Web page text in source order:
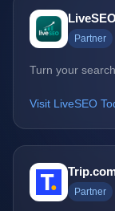
LiveSEO
Partner
Turn your
Visit LiveSEO
Partner